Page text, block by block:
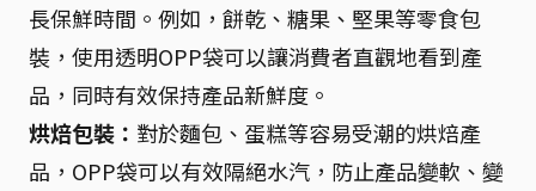
長保鮮時間。例如，餅乾、糖果、堅果等零食包
裝，使用透明OPP袋可以讓消費者直觀地看到產
品，同時有效保持產品新鮮度。
烘焙包裝： 對於麵包、蛋糕等容易受潮的烘焙產
品，OPP袋可以有效隔絕水汽，防止產品變軟、變